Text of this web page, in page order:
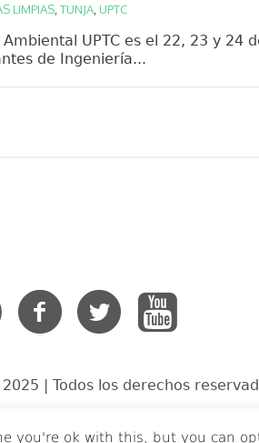
LIMPIAS TUNJA UPTC
UPTC es el 22, 23 y 24
de Ingeniería...
| Todos los derechos
you're ok with this, but you can